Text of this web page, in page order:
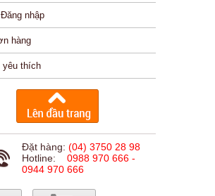
nhập
hàng
yêu thích
Đặt hàng: (04) 3750 28 98
Hotline: 0988 970 666 -
0944 970 666